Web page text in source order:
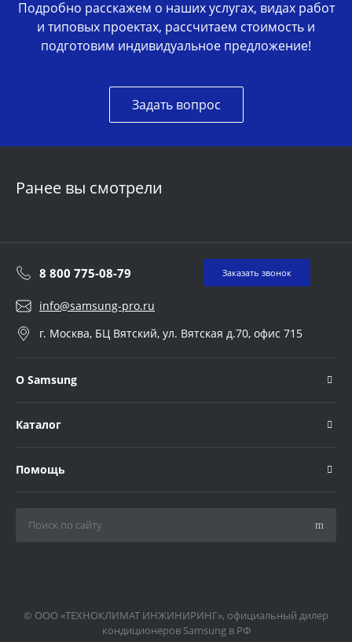
Подробно расскажем о наших услугах, видах работ
и типовых проектах, рассчитаем стоимость и
подготовим индивидуальное предложение!
Задать вопрос
Ранее вы смотрели
8 800 775-08-79 Заказать звонок
info@samsung-pro.ru
г. Москва, БЦ Вятский, ул. Вятская д.70, офис 715
О Samsung
Каталог
Помощь
© ООО «ТЕХНОКЛИМАТ ИНЖИНИРИНГ», официальный дилер
кондиционеров Samsung в РФ